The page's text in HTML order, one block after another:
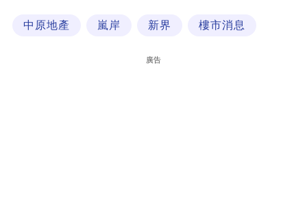
中原地產 嵐岸 新界 樓市消息
廣告